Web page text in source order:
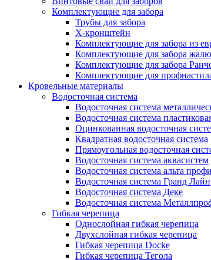
Комплектующие для забора
Трубы для забора
Х-кронштейн
Комплектующие для забора из
Комплектующие для забора
Комплектующие для забора
Комплектующие для
Кровельные материалы
Водосточная система
Водосточная система
Водосточная система
Оцинкованная водосточная
Квадратная водосточная система
Прямоугольная водосточная
Водосточная система аквасистем
Водосточная система альта
Водосточная система Гранд Лайн
Водосточная система Деке
Водосточная система
Гибкая черепица
Однослойная гибкая черепица
Двухслойная гибкая черепица
Гибкая черепица Docke
Гибкая черепица Тегола